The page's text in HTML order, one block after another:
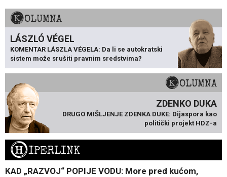
KOLUMNA
LÁSZLÓ VÉGEL
KOMENTAR LÁSZLA VÉGELA: Da li se autokratski
sistem može srušiti pravnim sredstvima?
KOLUMNA
ZDENKO DUKA
DRUGO MIŠLJENJE ZDENKA DUKE: Dijaspora kao
politički projekt HDZ-a
HIPERLINK
KAD „RAZVOJ“ POPIJE VODU: More pred kućom,